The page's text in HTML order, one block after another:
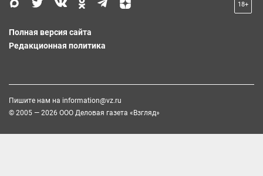
18+
Полная версия сайта
Редакционная политика
Пишите нам на information@vz.ru
© 2005 — 2026 ООО Деловая газета «Взгляд»